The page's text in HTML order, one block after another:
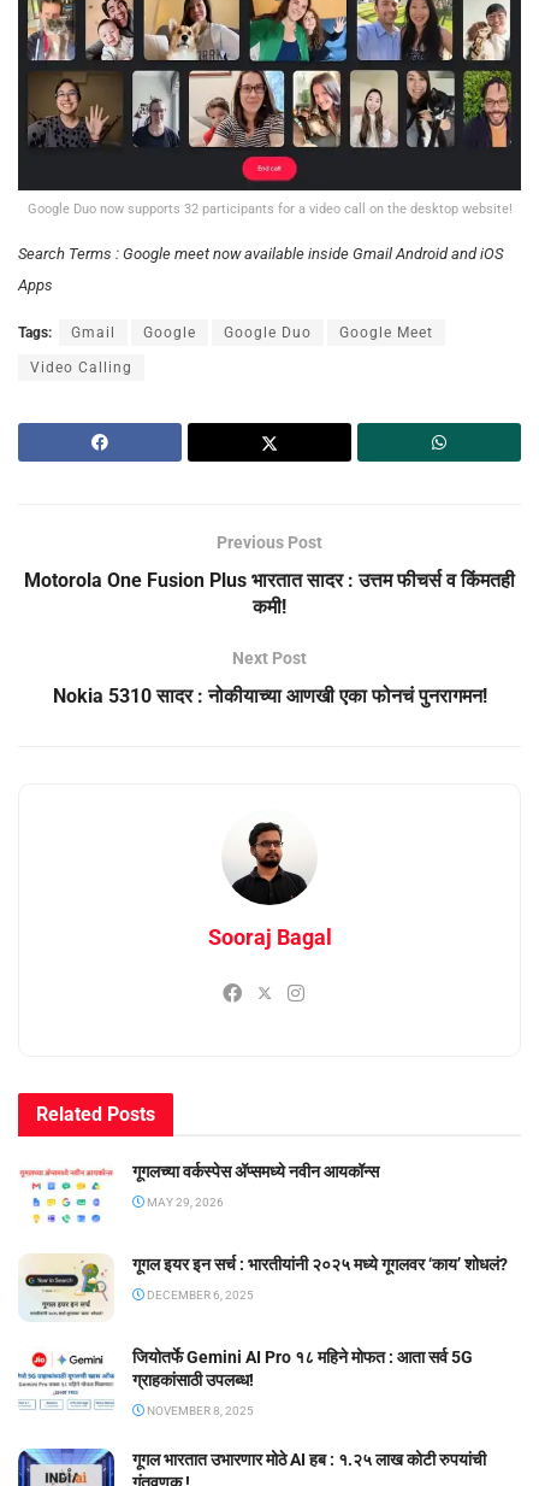
Google Duo now supports 32 participants for a video call on the desktop website!
Search Terms : Google meet now available inside Gmail Android and iOS
Apps
Tags: Gmail Google Google Duo Google Meet
Video Calling
Previous Post
Motorola One Fusion Plus भारतात सादर : उत्तम फीचर्स व किंमतही
कमी!
Next Post
Nokia 5310 सादर : नोकीयाच्या आणखी एका फोनचं पुनरागमन!
Sooraj Bagal
Related Posts
गूगलच्या वर्कस्पेस अ‍ॅप्समध्ये नवीन आयकॉन्स
MAY 29, 2026
गूगल इयर इन सर्च : भारतीयांनी २०२५ मध्ये गूगलवर ‘काय’ शोधलं?
DECEMBER 6, 2025
जियोतर्फे Gemini AI Pro १८ महिने मोफत : आता सर्व 5G
ग्राहकांसाठी उपलब्ध!
NOVEMBER 8, 2025
गूगल भारतात उभारणार मोठे AI हब : १.२५ लाख कोटी रुपयांची